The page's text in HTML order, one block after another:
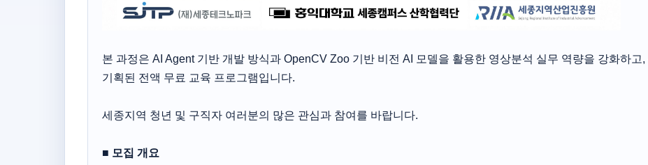
본 과정은 AI Agent 기반 개발 방식과 OpenCV Zoo 기반 비전 AI 모델을 활용한 영상분석 실무 역량을 강화하고,
기획된 전액 무료 교육 프로그램입니다.
세종지역 청년 및 구직자 여러분의 많은 관심과 참여를 바랍니다.
■ 모집 개요